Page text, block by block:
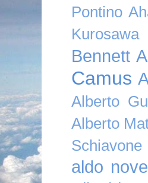
Pontino
Kurosawa
Bennett
Camus
Alberto
Alberto
Schiavone
aldo nove